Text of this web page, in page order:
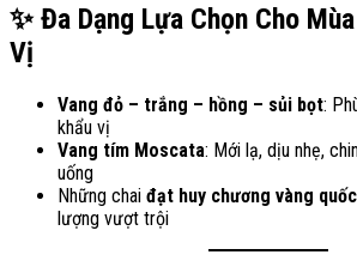
✨ Đa Dạng Lựa Chọn Cho
Vị
Vang đỏ – trắng – hồng – sủi bọt:
khẩu vị
Vang tím Moscata: Mới lạ, dịu nhẹ,
uống
Những chai đạt huy chương vàng
lượng vượt trội